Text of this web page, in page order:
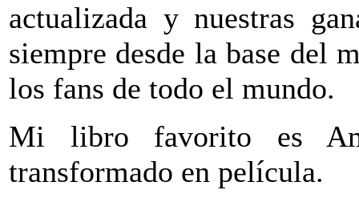
actualizada y nuestras
siempre desde la base del
los fans de todo el mundo.
Mi libro favorito es
transformado en película.